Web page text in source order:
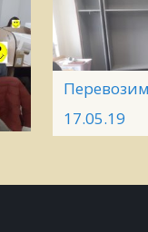
17.05.19